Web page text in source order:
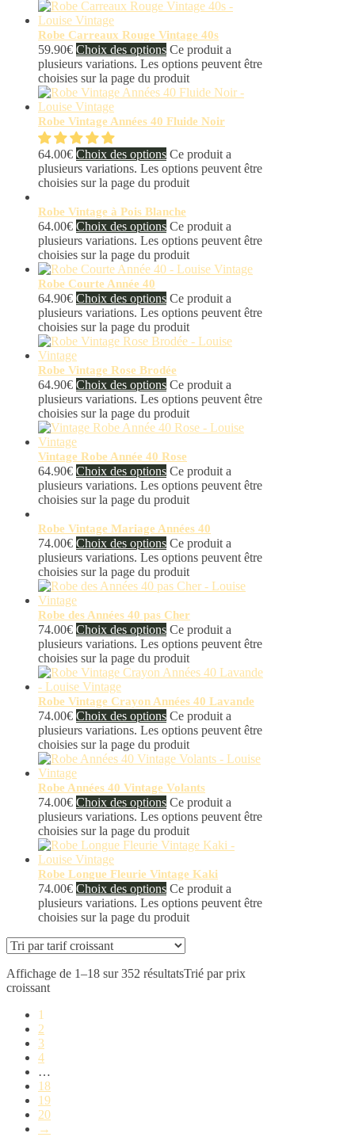
Robe Carreaux Rouge Vintage 40s
59.90€ Choix des options Ce produit a
plusieurs variations. Les options peuvent être
choisies sur la page du produit
Robe Vintage Années 40 Fluide Noir
64.00€ Choix des options Ce produit a
plusieurs variations. Les options peuvent être
choisies sur la page du produit
Robe Vintage à Pois Blanche
64.00€ Choix des options Ce produit a
plusieurs variations. Les options peuvent être
choisies sur la page du produit
Robe Courte Année 40
64.90€ Choix des options Ce produit a
plusieurs variations. Les options peuvent être
choisies sur la page du produit
Robe Vintage Rose Brodée
64.90€ Choix des options Ce produit a
plusieurs variations. Les options peuvent être
choisies sur la page du produit
Vintage Robe Année 40 Rose
64.90€ Choix des options Ce produit a
plusieurs variations. Les options peuvent être
choisies sur la page du produit
Robe Vintage Mariage Années 40
74.00€ Choix des options Ce produit a
plusieurs variations. Les options peuvent être
choisies sur la page du produit
Robe des Années 40 pas Cher
74.00€ Choix des options Ce produit a
plusieurs variations. Les options peuvent être
choisies sur la page du produit
Robe Vintage Crayon Années 40 Lavande
74.00€ Choix des options Ce produit a
plusieurs variations. Les options peuvent être
choisies sur la page du produit
Robe Années 40 Vintage Volants
74.00€ Choix des options Ce produit a
plusieurs variations. Les options peuvent être
choisies sur la page du produit
Robe Longue Fleurie Vintage Kaki
74.00€ Choix des options Ce produit a
plusieurs variations. Les options peuvent être
choisies sur la page du produit
Affichage de 1–18 sur 352 résultatsTrié par prix
croissant
1
2
3
4
…
18
19
20
→